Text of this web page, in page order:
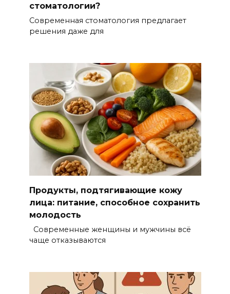
стоматологии?
Современная стоматология предлагает
решения даже для
Продукты, подтягивающие кожу
лица: питание, способное сохранить
молодость
Современные женщины и мужчины всё
чаще отказываются